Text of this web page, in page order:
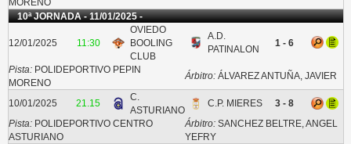
10ª JORNADA - 11/01/2025 -
12/01/2025 11:30
OVIEDO
BOOLING
CLUB
A.D.
PATINALON
1 - 6
Pista:POLIDEPORTIVO PEPIN
MORENO
Árbitro:ÁLVAREZ ANTUÑA, JAVIER
10/01/2025 21.15
C.
ASTURIANO
C.P. MIERES
3 - 8
Pista:POLIDEPORTIVO CENTRO
ASTURIANO
Árbitro:SANCHEZ BELTRE, ANGEL
YEFRY